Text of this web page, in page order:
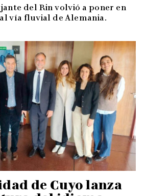
del Rin volvió a poner en
vía fluvial de Alemania.
de Cuyo lanza